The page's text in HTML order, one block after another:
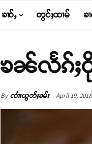
ၶၢဝ်ႇ တွင်ႈထၢမ် ၶ
ၶၼ်လႅၵ်ႈ
By ၸၢႆးယွတ်ႈၶမ်း April 19, 2018